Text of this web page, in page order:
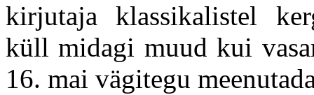
kirjutaja klassikalistel
küll midagi muud kui
16. mai vägitegu